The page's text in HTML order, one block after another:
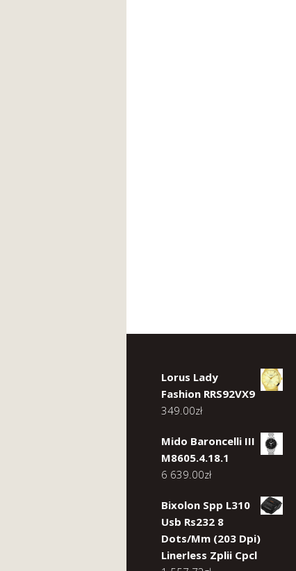
Lorus Lady
Fashion RRS92VX9
349.00zł
Mido Baroncelli III
M8605.4.18.1
6 639.00zł
Bixolon Spp L310
Usb Rs232 8
Dots/Mm (203 Dpi)
Linerless Zplii Cpcl